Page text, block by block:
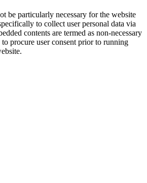
be particularly necessary for the website
to collect user personal data via
contents are termed as non-necessary
procure user consent prior to running